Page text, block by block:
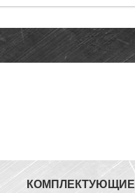
КОМПЛЕКТУЮЩИЕ